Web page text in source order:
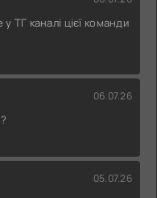
ТГ каналі цієї команди
06.07.26
05.07.26